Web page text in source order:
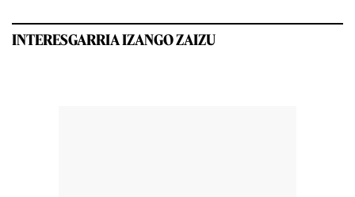
INTERESGARRIA IZANGO ZAIZU